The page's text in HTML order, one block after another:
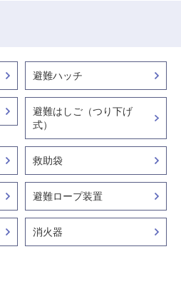
避難ハッチ
避難はしご（つり下げ
式）
救助袋
避難ロープ装置
消火器